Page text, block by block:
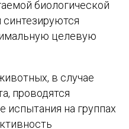
биологической
целевую
в случае
проводятся
испытания на группах